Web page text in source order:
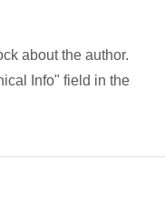
about the author.
Info" field in the